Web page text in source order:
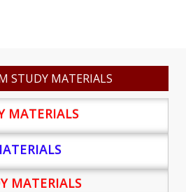
STUDY MATERIALS
MATERIALS
MATERIALS